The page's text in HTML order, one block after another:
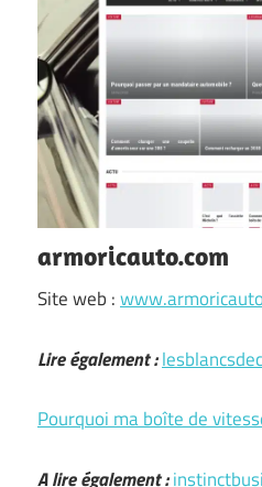
armoricauto.com
Site web :
Lire également :
Pourquoi ma boîte de
A lire également :